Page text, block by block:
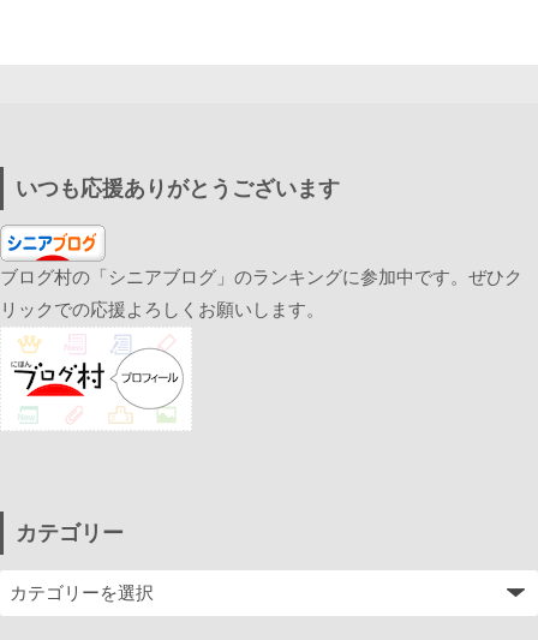
いつも応援ありがとうございます
ブログ村の「シニアブログ」のランキングに参加中です。ぜひク
リックでの応援よろしくお願いします。
カテゴリー